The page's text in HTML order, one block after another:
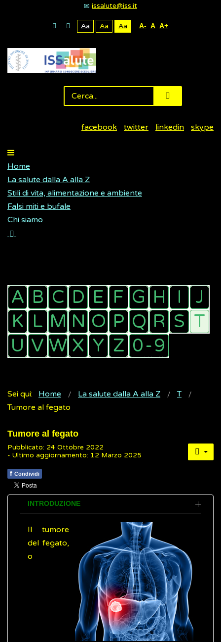
issalute@iss.it
Aa Aa Aa A- A A+
facebook twitter linkedin skype
Home
La salute dalla A alla Z
Stili di vita, alimentazione e ambiente
Falsi miti e bufale
Chi siamo
Sei qui: Home La salute dalla A alla Z
T
Tumore al fegato
Tumore al fegato
Pubblicato: 24 Ottobre 2022
- Ultimo aggiornamento: 12 Marzo 2025
f Condividi
INTRODUZIONE
Il tumore
del fegato,
o